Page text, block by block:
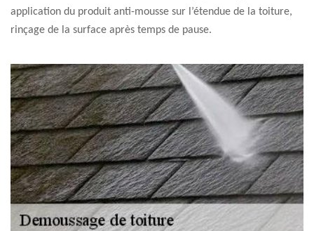
application du produit anti-mousse sur l’étendue de la toiture,
rinçage de la surface après temps de pause.